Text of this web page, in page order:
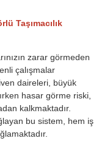
Taşımacılık
zarar görmeden
çalışmalar
daireleri, büyük
hasar görme riski,
kalkmaktadır.
bu sistem, hem iş